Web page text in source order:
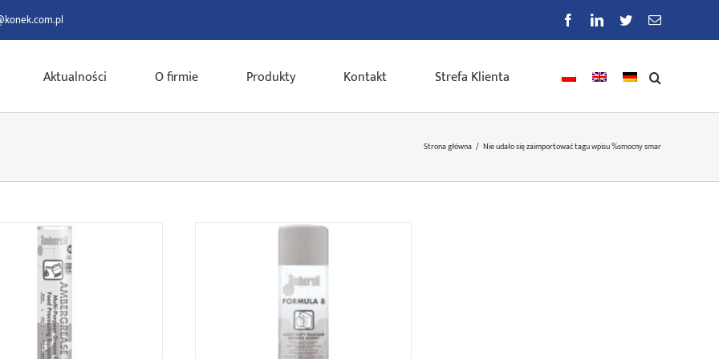
FacebookLinkedIn
TwitterE-
Aktualności O firmie Produkty Kontakt Strefa Klienta
Strona główna / Nie udało się zaimportować tagu wpisu %smocny smar
FG3, Hi-load lube FG, Food
FG, Battery terminal protector,
White spray grease
Formula 8, Formula 20 i 21, HD-sil
release, Pur 400